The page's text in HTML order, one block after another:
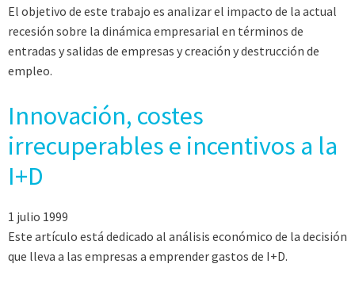
El objetivo de este trabajo es analizar el impacto de la actual
recesión sobre la dinámica empresarial en términos de
entradas y salidas de empresas y creación y destrucción de
empleo.
Innovación, costes
irrecuperables e incentivos a la
I+D
1 julio 1999
Este artículo está dedicado al análisis económico de la decisión
que lleva a las empresas a emprender gastos de I+D.